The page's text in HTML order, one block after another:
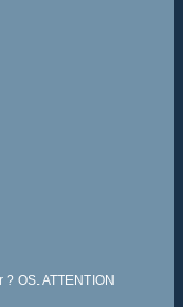
OS. ATTENTION